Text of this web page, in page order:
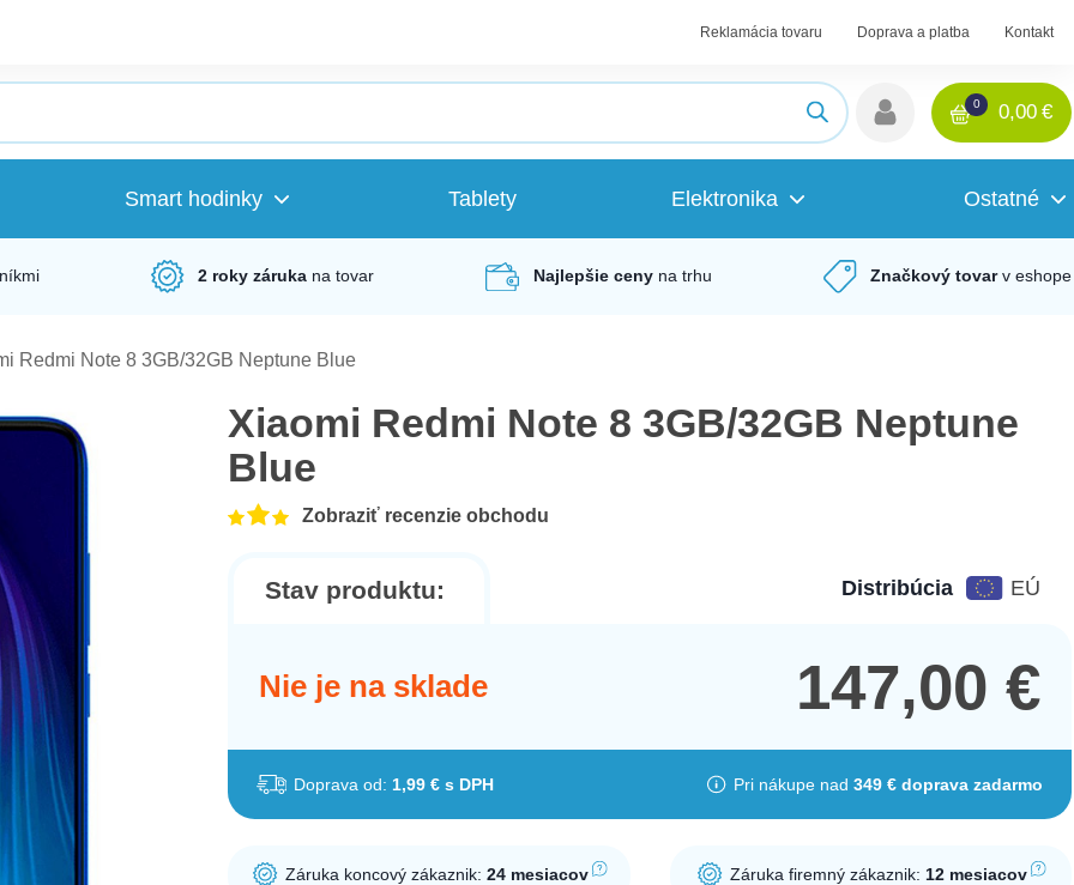
Reklamácia tovaru Doprava a platba Kontakt
0 0,00 €
Smart hodinky Tablety Elektronika Ostatné
2 roky záruka na tovar Najlepšie ceny na trhu Značkový tovar v eshope
Redmi Note 8 3GB/32GB Neptune Blue
Xiaomi Redmi Note 8 3GB/32GB Neptune
Blue
Zobraziť recenzie obchodu
Stav produktu: Distribúcia EÚ
Nie je na sklade 147,00 €
Doprava od: 1,99 € s DPH Pri nákupe nad 349 € doprava zadarmo
Záruka koncový zákaznik:24 mesiacov Záruka firemný zákaznik: 12 mesiacov